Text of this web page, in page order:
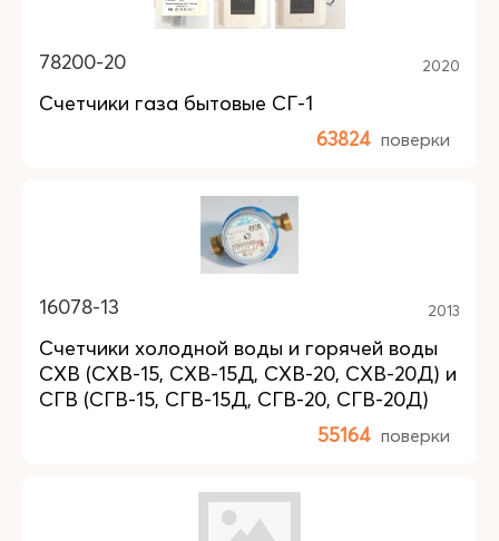
78200-20 2020
Счетчики газа бытовые СГ-1
63824 поверки
16078-13 2013
Счетчики холодной воды и горячей воды
СХВ (СХВ-15, СХВ-15Д, СХВ-20, СХВ-20Д) и
СГВ (СГВ-15, СГВ-15Д, СГВ-20, СГВ-20Д)
55164 поверки